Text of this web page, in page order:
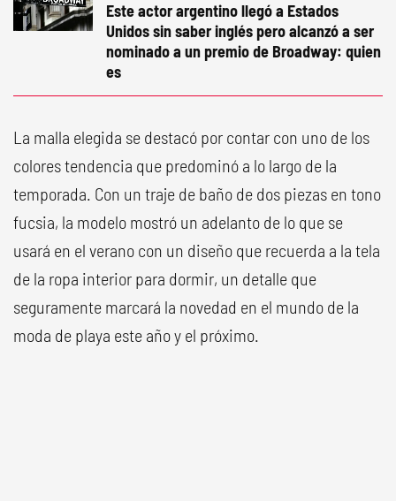
Este actor argentino llegó a Estados
Unidos sin saber inglés pero alcanzó a ser
nominado a un premio de Broadway: quien
es
La malla elegida se destacó por contar con uno de los
colores tendencia que predominó a lo largo de la
temporada. Con un traje de baño de dos piezas en tono
fucsia, la modelo mostró un adelanto de lo que se
usará en el verano con un diseño que recuerda a la tela
de la ropa interior para dormir, un detalle que
seguramente marcará la novedad en el mundo de la
moda de playa este año y el próximo.